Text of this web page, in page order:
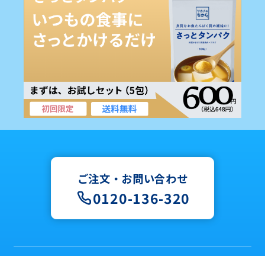
ご注文・お問い合わせ
0120-136-320